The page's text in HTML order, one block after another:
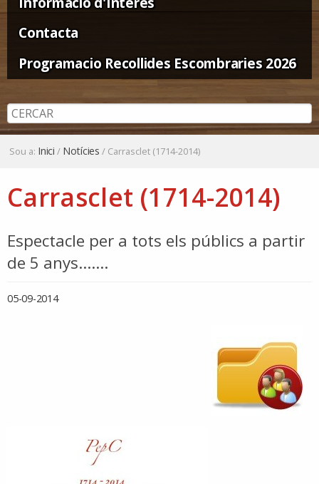
Contacta
Programacio Recollides Escombraries 2026
Sou a: Inici / Notícies / Carrasclet (1714-2014)
Carrasclet (1714-2014)
Espectacle per a tots els públics a partir
de 5 anys.......
05-09-2014